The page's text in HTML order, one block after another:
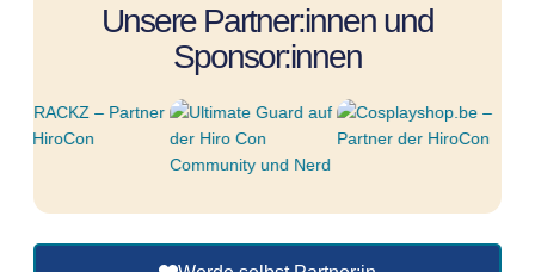
Unsere Partner:innen und
Sponsor:innen